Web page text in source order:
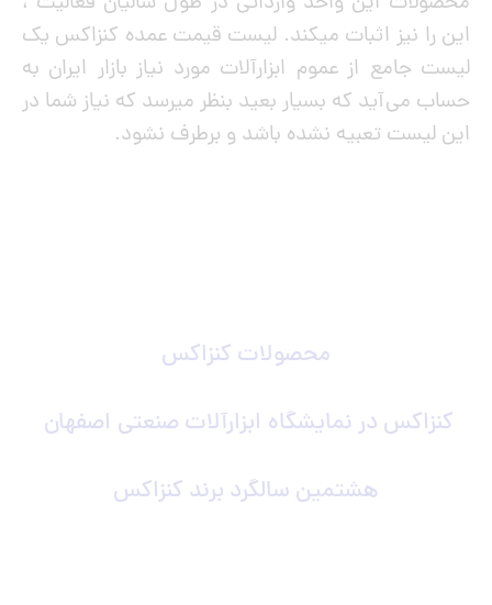
این را نیز اثبات میکند. لیست قیمت عمده کنزاکس یک
لیست جامع از عموم ابزارآلات مورد نیاز بازار ایران به
حساب می‌آید که بسیار بعید بنظر میرسد که نیاز شما در
این لیست تعبیه نشده باشد و برطرف نشود.
محصولات کنزاکس
کنزاکس در نمایشگاه ابزارآلات صنعتی اصفهان
هشتمین سالگرد برند کنزاکس